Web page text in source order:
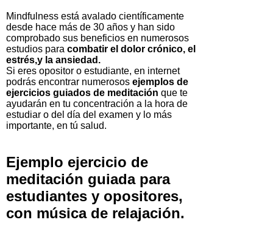
Mindfulness está avalado científicamente
desde hace más de 30 años y han sido
comprobado sus beneficios en numerosos
estudios para combatir el dolor crónico, el
estrés,y la ansiedad.
Si eres opositor o estudiante, en internet
podrás encontrar numerosos ejemplos de
ejercicios guiados de meditación que te
ayudarán en tu concentración a la hora de
estudiar o del día del examen y lo más
importante, en tú salud.
Ejemplo ejercicio de
meditación guiada para
estudiantes y opositores,
con música de relajación.